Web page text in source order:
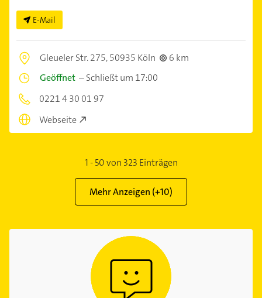
E-Mail
Gleueler Str. 275,50935 Köln
6 km
Geöffnet –Schließt um 17:00
0221 4 30 01 97
Webseite
1-50von 323 Einträgen
Mehr Anzeigen (+10)